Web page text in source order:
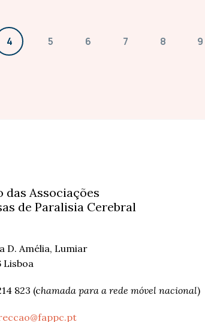
4 5 6 7 8 9
das Associações
de Paralisia Cerebral
D. Amélia, Lumiar
Lisboa
823 (chamada para a rede móvel nacional)